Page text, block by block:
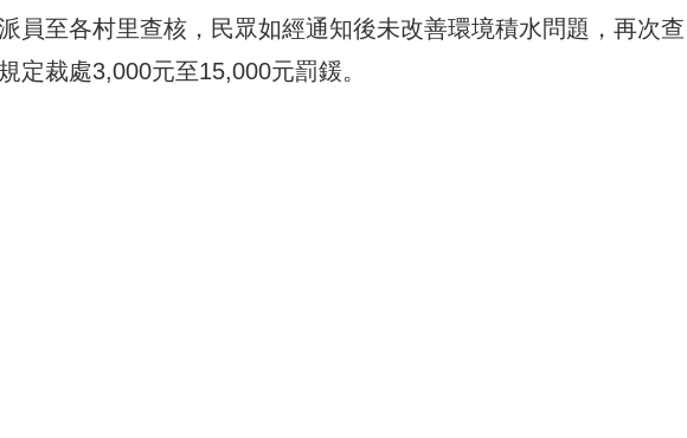
員至各村里查核，民眾如經通知後未改善環境積水問題，再次查
定裁處3,000元至15,000元罰鍰。